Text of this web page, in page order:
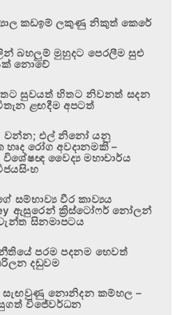
කඩඉම් ලකුණු නිකුත් කෙරේ
බහලුම් මුහුදට පෙරලීම සුළු
නොවේ
සුවයත් හිතට නිවනත් සදන
ළඟදීම අපටත්
වන්න; එල් නිනෝ යනු
හෘද රෝග අවදානමකි –
විශේෂඥ වෛද්‍ය මහාචාර්ය
සම්භාව්‍ය වීර කාව්‍යය
ඇසුරෙන් ක්‍රිස්ටෝෆර් නෝලන්
සිනමාපටය
නීතියේ පරම පදනම හෙවත්
දඬුවම
සැඟවුණු නොනිදන කම්හල –
විජේවර්ධන